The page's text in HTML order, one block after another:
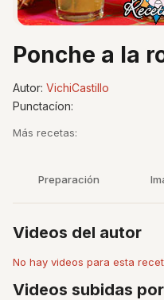
Ponche a la
Autor: VichiCastillo
Punctacíon:
Más recetas:
Preparación
Videos del autor
No hay videos para esta
Videos subidas